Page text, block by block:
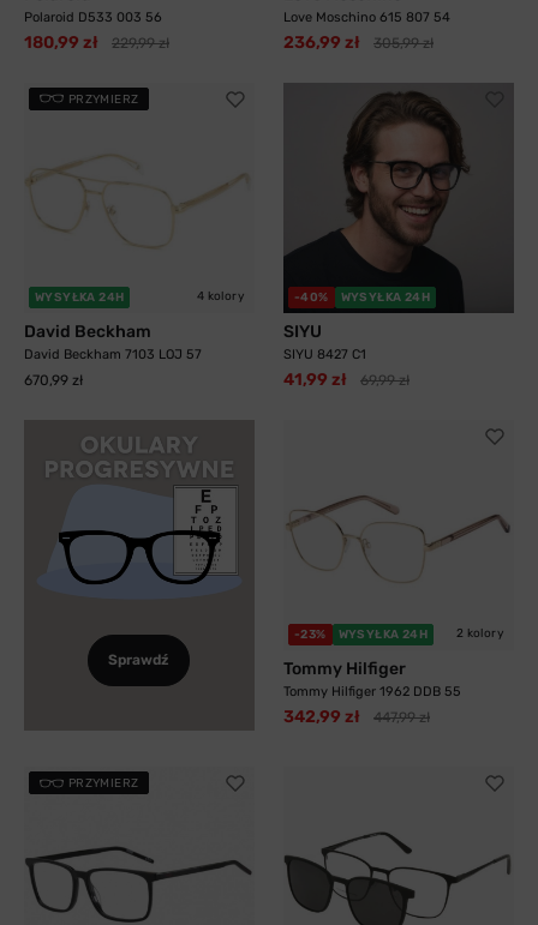
Polaroid D533 003 56
180,99 zł 229,99 zł
Love Moschino 615 807 54
236,99 zł 305,99 zł
PRZYMIERZ
WYSYŁKA 24H 4 kolory
David Beckham
David Beckham 7103 LOJ 57
670,99 zł
-40% WYSYŁKA 24H
SIYU
SIYU 8427 C1
41,99 zł 69,99 zł
Sprawdź
-23% WYSYŁKA 24H 2 kolory
Tommy Hilfiger
Tommy Hilfiger 1962 DDB 55
342,99 zł 447,99 zł
PRZYMIERZ